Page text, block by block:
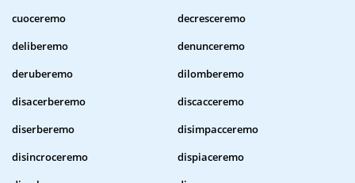
cuoceremo
decresceremo
deliberemo
denunceremo
deruberemo
dilomberemo
disacerberemo
discacceremo
diserberemo
disimpacceremo
disincroceremo
dispiaceremo